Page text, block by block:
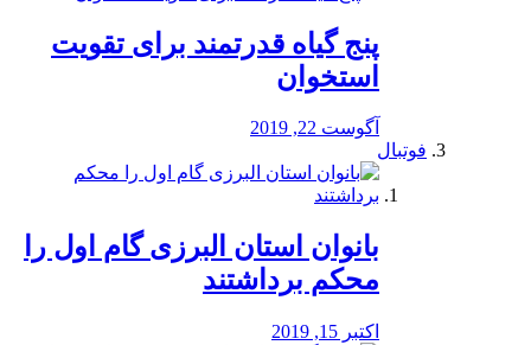
پنج گیاه قدرتمند برای تقویت
استخوان
آگوست 22, 2019
فوتبال
بانوان استان البرزی گام اول را
محكم برداشتند
اکتبر 15, 2019